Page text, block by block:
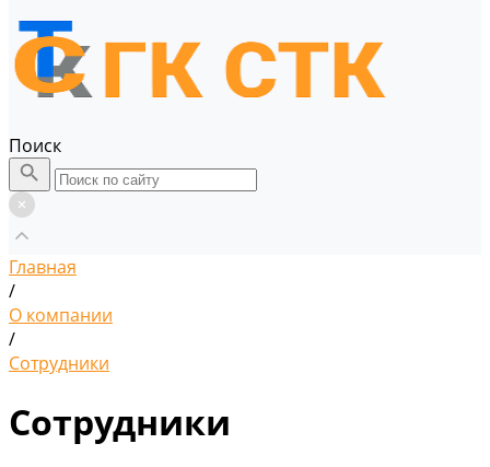
Поиск
Главная
/
О компании
/
Сотрудники
Сотрудники